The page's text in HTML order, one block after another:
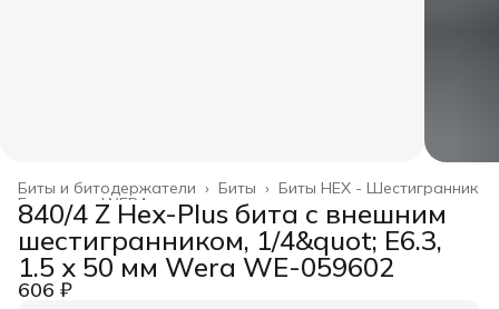
Биты HEX - Шестигранник
Биты ›
Биты и битодержатели ›
WERA
Главная
840/4 Z Hex-Plus бита с внешним
шестигранником, 1/4&quot; E6.3,
1.5 x 50 мм Wera WE-059602
606 ₽